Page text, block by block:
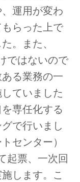
運用が変わ
らった上で
。また、
ではないので
る業務の一
ていました
専任化する
で行いまし
センター）
起票、一次回
します。こ